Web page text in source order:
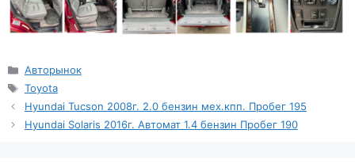
Рубрики
Авторынок
Метки
Toyota
Hyundai Tucson 2008г. 2.0 бензин мех.кпп. Пробег 195
Hyundai Solaris 2016г. Автомат 1.4 бензин Пробег 190